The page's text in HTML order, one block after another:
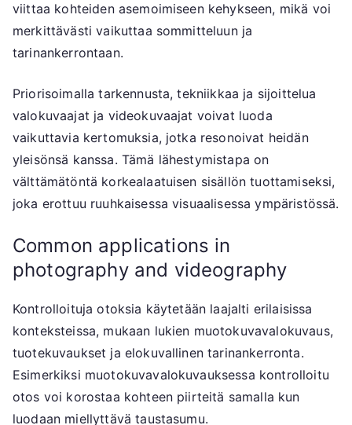
viittaa kohteiden asemoimiseen kehykseen, mikä voi
merkittävästi vaikuttaa sommitteluun ja
tarinankerrontaan.
Priorisoimalla tarkennusta, tekniikkaa ja sijoittelua
valokuvaajat ja videokuvaajat voivat luoda
vaikuttavia kertomuksia, jotka resonoivat heidän
yleisönsä kanssa. Tämä lähestymistapa on
välttämätöntä korkealaatuisen sisällön tuottamiseksi,
joka erottuu ruuhkaisessa visuaalisessa ympäristössä.
Common applications in
photography and videography
Kontrolloituja otoksia käytetään laajalti erilaisissa
konteksteissa, mukaan lukien muotokuvavalokuvaus,
tuotekuvaukset ja elokuvallinen tarinankerronta.
Esimerkiksi muotokuvavalokuvauksessa kontrolloitu
otos voi korostaa kohteen piirteitä samalla kun
luodaan miellyttävä taustasumu.